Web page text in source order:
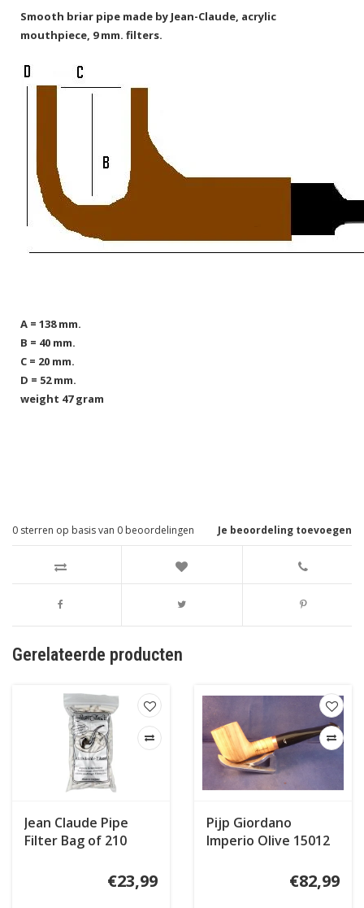
Smooth briar pipe made by Jean-Claude, acrylic
mouthpiece, 9 mm. filters.
A = 138 mm.
B = 40 mm.
C = 20 mm.
D = 52 mm.
weight 47 gram
Je beoordeling toevoegen
0 sterren op basis van 0 beoordelingen
Gerelateerde producten
Jean Claude Pipe
Filter Bag of 210
€23,99
Pijp Giordano
Imperio Olive 15012
€82,99